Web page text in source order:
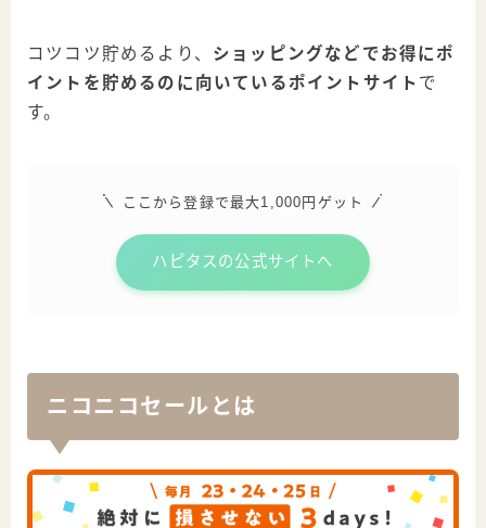
コツコツ貯めるより、 ショッピングなどでお得にポ
イントを貯めるのに向いているポイントサイト で
す。
ここから登録で最大1,000円ゲット
ハピタスの公式サイトへ
ニコニコセールとは